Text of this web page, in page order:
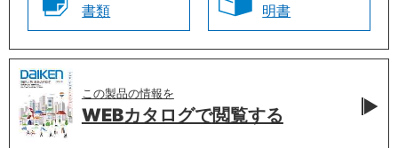
書類
明書
この製品の情報を
WEBカタログで閲覧する